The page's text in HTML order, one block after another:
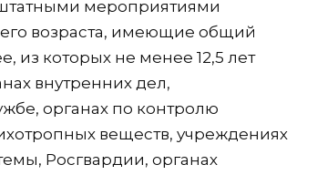
мероприятиями
возраста, имеющие общий
из которых не менее 12,5 лет
внутренних дел,
органах по контролю
веществ, учреждениях
Росгвардии, органах